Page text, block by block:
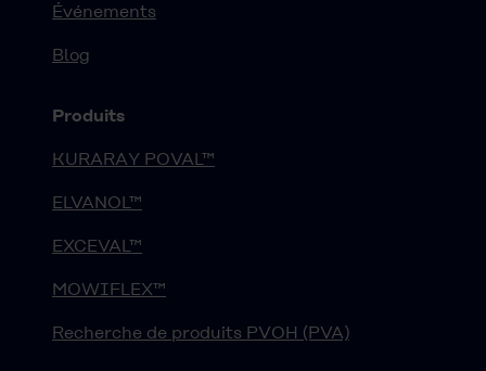
Événements
Blog
Produits
KURARAY POVAL™
ELVANOL™
EXCEVAL™
MOWIFLEX™
Recherche de produits PVOH (PVA)